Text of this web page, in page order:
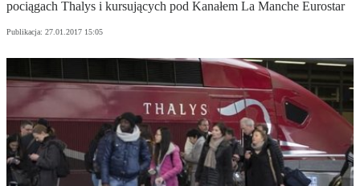
pociągach Thalys i kursujących pod Kanałem La Manche Eurostar
Publikacja: 27.01.2017 15:05